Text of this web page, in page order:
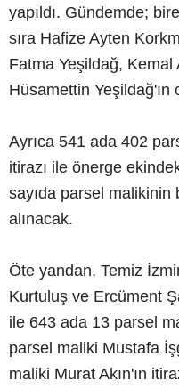
yapıldı. Gündemde;
sıra Hafize Ayten
Fatma Yeşildağ,
Hüsamettin Yeşildağ'ın
Ayrıca 541 ada 402
itirazı ile önerge
sayıda parsel malikinin
alınacak.
Öte yandan, Temiz
Kurtuluş ve Ercüment
ile 643 ada 13 parsel
parsel maliki Mustafa
maliki Murat Akın'ın